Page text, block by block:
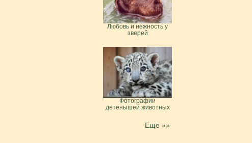
Любовь и нежность у
зверей
Фотографии
детенышей животных
Еще »»